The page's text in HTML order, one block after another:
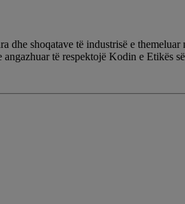
shoqatave të industrisë e
të respektojë Kodin e Etikës